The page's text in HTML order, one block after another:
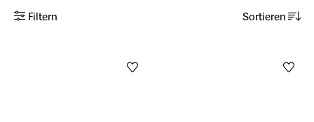
Filtern Sortieren